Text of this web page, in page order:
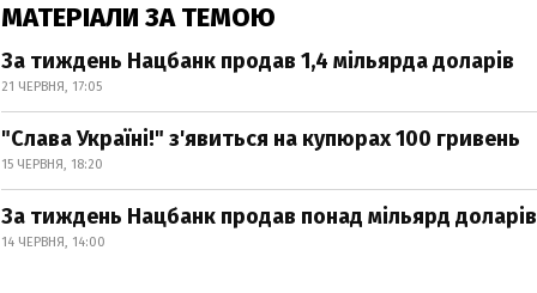
МАТЕРІАЛИ ЗА ТЕМОЮ
За тиждень Нацбанк продав 1,4 мільярда доларів
21 ЧЕРВНЯ, 17:05
"Слава Україні!" з'явиться на купюрах 100 гривень
15 ЧЕРВНЯ, 18:20
За тиждень Нацбанк продав понад мільярд доларів
14 ЧЕРВНЯ, 14:00